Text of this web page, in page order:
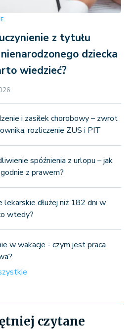
z tytułu
dziecka
wiedzieć?
i zasiłek chorobowy – zwrot
rozliczenie ZUS i PIT
spóźnienia z urlopu – jak
z prawem?
lekarskie dłużej niż 182 dni w
wtedy?
w wakacje - czym jest praca
czytane